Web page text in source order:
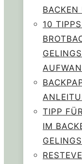
BACKEN
10
TIPP
IM